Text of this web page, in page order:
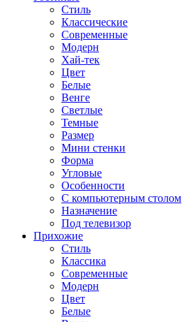
Стиль
Классические
Современные
Модерн
Хай-тек
Цвет
Белые
Венге
Светлые
Темные
Размер
Мини стенки
Форма
Угловые
Особенности
С компьютерным столом
Назначение
Под телевизор
Прихожие
Стиль
Классика
Современные
Модерн
Цвет
Белые